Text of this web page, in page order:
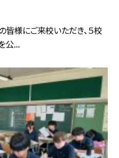
様にご来校いただき、５校
公...